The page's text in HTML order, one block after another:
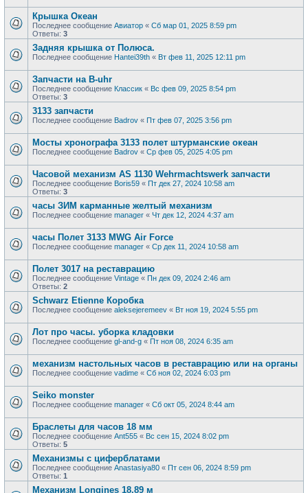
Крышка Океан
Последнее сообщение Авиатор « Сб мар 01, 2025 8:59 pm
Ответы: 3
Задняя крышка от Полюса.
Последнее сообщение Hantei39th « Вт фев 11, 2025 12:11 pm
Запчасти на B-uhr
Последнее сообщение Классик « Вс фев 09, 2025 8:54 pm
Ответы: 3
3133 запчасти
Последнее сообщение Badrov « Пт фев 07, 2025 3:56 pm
Мосты хронографа 3133 полет штурманские океан
Последнее сообщение Badrov « Ср фев 05, 2025 4:05 pm
Часовой механизм AS 1130 Wehrmachtswerk запчасти
Последнее сообщение Boris59 « Пт дек 27, 2024 10:58 am
Ответы: 3
часы ЗИМ карманные желтый механизм
Последнее сообщение manager « Чт дек 12, 2024 4:37 am
часы Полет 3133 MWG Air Force
Последнее сообщение manager « Ср дек 11, 2024 10:58 am
Полет 3017 на реставрацию
Последнее сообщение Vintage « Пн дек 09, 2024 2:46 am
Ответы: 2
Schwarz Etienne Коробка
Последнее сообщение aleksejeremeev « Вт ноя 19, 2024 5:55 pm
Лот про часы. уборка кладовки
Последнее сообщение gl-and-g « Пт ноя 08, 2024 6:35 am
механизм настольных часов в реставрацию или на органы
Последнее сообщение vadime « Сб ноя 02, 2024 6:03 pm
Seiko monster
Последнее сообщение manager « Сб окт 05, 2024 8:44 am
Браслеты для часов 18 мм
Последнее сообщение Ant555 « Вс сен 15, 2024 8:02 pm
Ответы: 5
Механизмы с циферблатами
Последнее сообщение Anastasiya80 « Пт сен 06, 2024 8:59 pm
Ответы: 1
Механизм Longines 18.89 м